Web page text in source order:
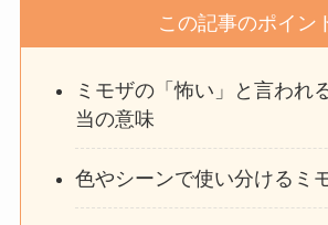
この記事のポイン
ミモザの「怖い」と言われ
当の意味
色やシーンで使い分けるミ